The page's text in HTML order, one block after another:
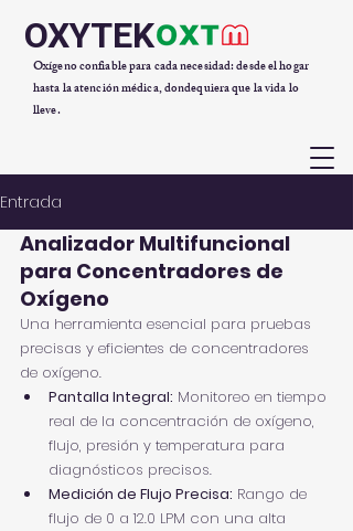
OXYTEK
Oxígeno confiable para cada necesidad: desde el hogar
hasta la atención médica, dondequiera que la vida lo
lleve.
Entrada
Analizador Multifuncional
para Concentradores de
Oxígeno
Una herramienta esencial para pruebas
precisas y eficientes de concentradores
de oxígeno.
Pantalla Integral: Monitoreo en tiempo
real de la concentración de oxígeno,
flujo, presión y temperatura para
diagnósticos precisos.
Medición de Flujo Precisa: Rango de
flujo de 0 a 12.0 LPM con una alta